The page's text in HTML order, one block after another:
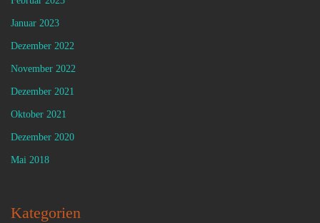
Januar 2023
Dezember 2022
November 2022
Dezember 2021
Oktober 2021
Dezember 2020
Mai 2018
Kategorien